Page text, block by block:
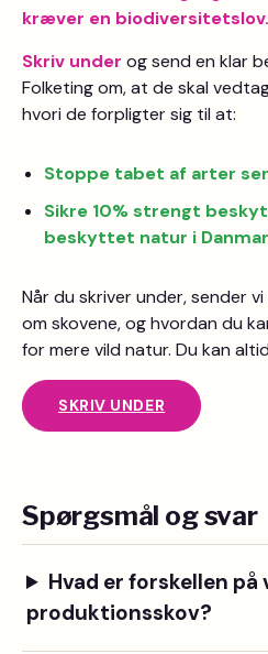
kræver en biodiversitetslov.
Skriv under og send en klar
Folketing om, at de skal
hvori de forpligter sig til at:
Stoppe tabet af arter
Sikre 10% strengt
beskyttet natur i
Når du skriver under, sender
om skovene, og hvordan du
for mere vild natur. Du kan
SKRIV UNDER
Spørgsmål og svar
Hvad er forskellen
produktionsskov?